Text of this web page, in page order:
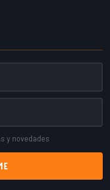
y novedades